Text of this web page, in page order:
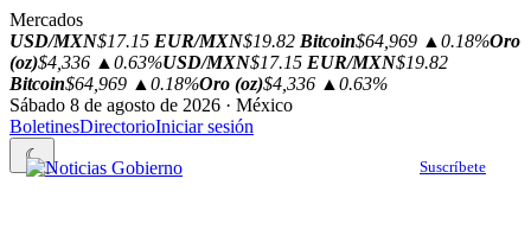
Mercados
USD/MXN$17.15 EUR/MXN$19.82 Bitcoin$64,969 ▲0.18%Oro
(oz)$4,336 ▲0.63%USD/MXN$17.15 EUR/MXN$19.82
Bitcoin$64,969 ▲0.18%Oro (oz)$4,336 ▲0.63%
Sábado 8 de agosto de 2026 · México
BoletinesDirectorioIniciar sesión
☾
Suscríbete